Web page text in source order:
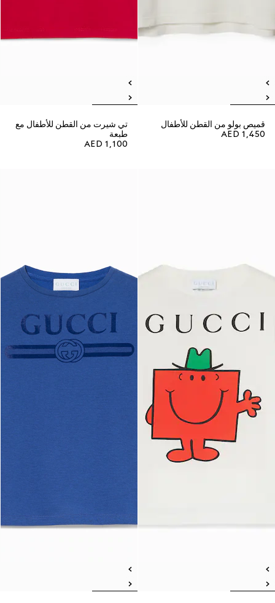
قميص بولو من القطن للأطفال
AED 1,450
تي شيرت من القطن للأطفال مع
طبعة
AED 1,100